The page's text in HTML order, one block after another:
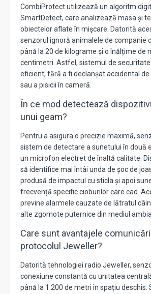
CombiProtect utilizează un algoritm
SmartDetect, care analizează masa și
obiectelor aflate în mișcare. Datorită
senzorul ignoră animalele de companie
până la 20 de kilograme și o înălțime de
centimetri. Astfel, sistemul de
eficient, fără a fi declanșat accidental
sau a pisicii în cameră.
În ce mod detectează
unui geam?
Pentru a asigura o precizie maximă,
sistem de detectare a sunetului în două
un microfon electret de înaltă calitate.
să identifice mai întâi unda de șoc de
produsă de impactul cu sticla și apoi
frecvență specific cioburilor care cad.
previne alarmele cauzate de lătratul
alte zgomote puternice din mediul
Care sunt avantajele
protocolul Jeweller?
Datorită tehnologiei radio Jeweller,
conexiune constantă cu unitatea
până la 1.200 de metri în spațiu deschis.